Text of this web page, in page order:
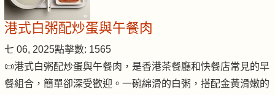
港式白粥配炒蛋與午餐肉
七 06, 2025點擊數: 1565
📜港式白粥配炒蛋與午餐肉，是香港茶餐廳和快餐店常見的早
餐組合，簡單卻深受歡迎。一碗綿滑的白粥，搭配金黃滑嫩的